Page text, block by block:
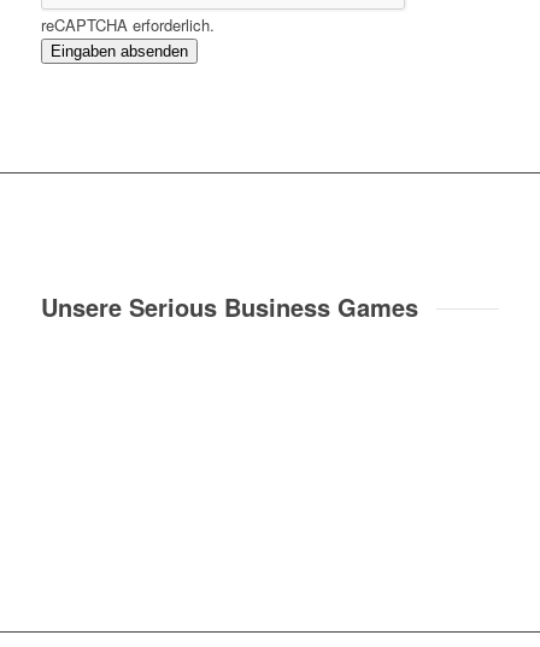
reCAPTCHA erforderlich.
Eingaben absenden
Unsere Serious Business Games